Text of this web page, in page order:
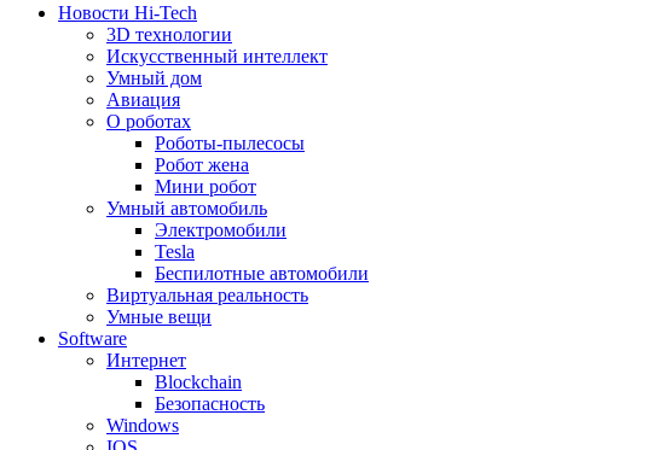
Новости Hi-Tech
3D технологии
Искусственный интеллект
Умный дом
Авиация
О роботах
Роботы-пылесосы
Робот жена
Мини робот
Умный автомобиль
Электромобили
Tesla
Беспилотные автомобили
Виртуальная реальность
Умные вещи
Software
Интернет
Blockchain
Безопасность
Windows